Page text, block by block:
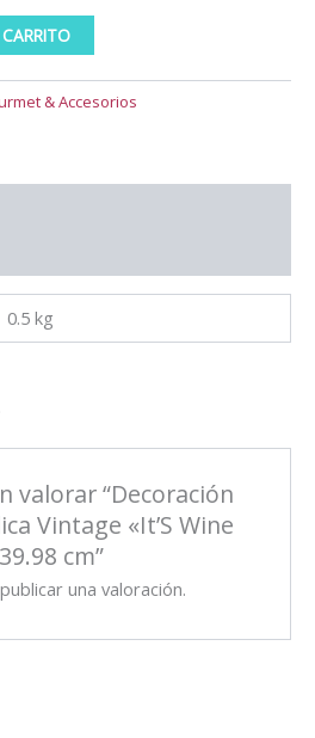
& Accesorios
0.5 kg
valorar “Decoración
Vintage «It’S Wine
cm”
una valoración.